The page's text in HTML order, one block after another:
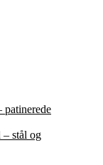
patinerede
– stål og